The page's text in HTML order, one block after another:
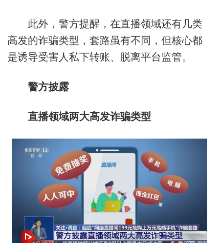
此外，警方提醒，在直播领域还有几类
高发的诈骗类型，套路虽有不同，但核心都
是诱导受害人私下转账、脱离平台监管。
警方披露
直播领域两大高发诈骗类型